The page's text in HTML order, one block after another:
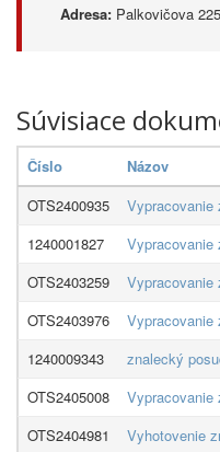
Adresa: Palkovičova
Súvisiace
Číslo
Názov
OTS2400935
Vypracovanie
1240001827
Vypracovanie
OTS2403259
Vypracovanie
OTS2403976
Vypracovanie
1240009343
znalecký
OTS2405008
Vypracovanie
OTS2404981
Vyhotovenie